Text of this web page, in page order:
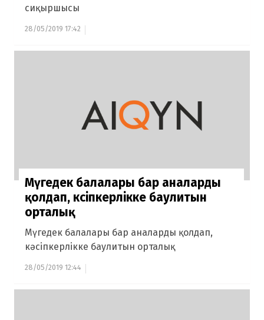
сиқыршысы
28/05/2019 17:42
Мүгедек балалары бар аналарды
қолдап, кәсіпкерлікке баулитын
орталық
Мүгедек балалары бар аналарды қолдап,
кәсіпкерлікке баулитын орталық
28/05/2019 12:44